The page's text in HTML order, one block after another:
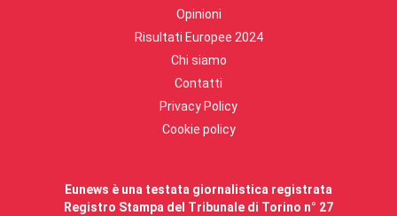
Opinioni
Risultati Europee 2024
Chi siamo
Contatti
Privacy Policy
Cookie policy
Eunews è una testata giornalistica registrata
Registro Stampa del Tribunale di Torino n° 27